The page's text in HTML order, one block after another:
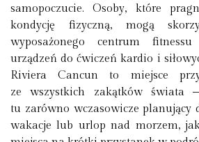
samopoczucie. Osoby, które
kondycję fizyczną, mogą
wyposażonego centrum
urządzeń do ćwiczeń kardio i
Riviera Cancun to miejsce
ze wszystkich zakątków świata
tu zarówno wczasowicze planujący
wakacje lub urlop nad morzem,